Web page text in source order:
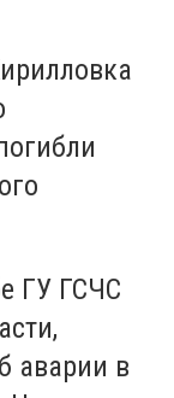
ГУ ГСЧС
аварии в